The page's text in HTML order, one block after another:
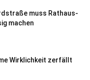
muss Rathaus-
machen
Wirklichkeit zerfällt